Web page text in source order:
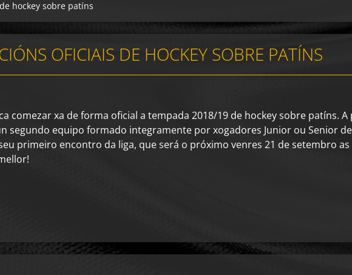
hockey sobre patíns
OFICIAIS DE HOCKEY SOBRE PATÍNS
comezar xa de forma oficial a tempada 2018/19 de hockey sobre patíns.
segundo equipo formado integramente por xogadores Junior ou Senior
primeiro encontro da liga, que será o próximo venres 21 de setembro as